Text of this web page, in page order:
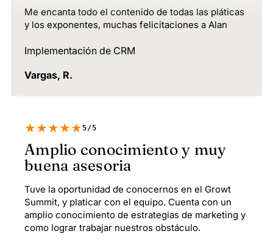
Me encanta todo el contenido de todas las pláticas
y los exponentes, muchas felicitaciones a Alan
Implementación de CRM
Vargas, R.
★★★★★5/5
Amplio conocimiento y muy
buena asesoria
Tuve la oportunidad de conocernos en el Growt
Summit, y platicar con el equipo. Cuenta con un
amplio conocimiento de estrategias de marketing y
como lograr trabajar nuestros obstáculo.